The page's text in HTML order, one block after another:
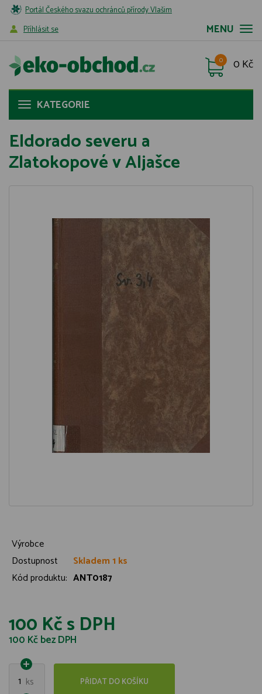
Portál Českého svazu ochránců přírody Vlašim
MENU
Příhlásit se
0 Kč
0
KATEGORIE
Eldorado severu a
Zlatokopové v Aljašce
Výrobce
Dostupnost
Skladem 1 ks
Kód produktu: ANT0187
100 Kčs DPH
100 Kčbez DPH
1 ks PŘIDAT DO KOŠÍKU